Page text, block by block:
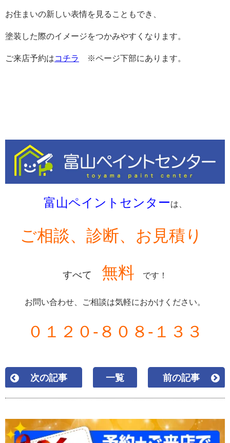
お住まいの新しい表情を見ることもでき、
塗装した際のイメージをつかみやすくなります。
ご来店予約はコチラ ※ページ下部にあります。
富山ペイントセンターは、
ご相談、診断、お見積り
すべて 無料 です！
お問い合わせ、ご相談は気軽におかけください。
０１２０-８０８-１３３
次の記事 一覧 前の記事